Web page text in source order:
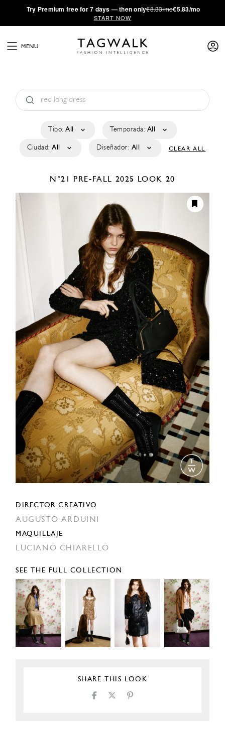
·Try Premium free for 7 days — then only€8.33/mo€5.83/mo
START NOW
MENU
Tipo: All Temporada: All
Ciudad: All Diseñador: All CLEAR ALL
N°21 PRE-FALL 2025 LOOK 20
DIRECTOR CREATIVO
AUGUSTO ARDUINI
MAQUILLAJE
LUCIANO CHIARELLO
SEE THE FULL COLLECTION
SHARE THIS LOOK